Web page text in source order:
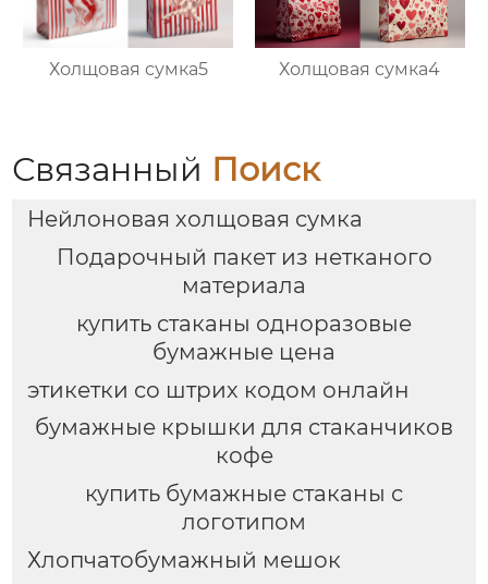
Холщовая сумка5 Холщовая сумка4
Связанный Поиск
Нейлоновая холщовая сумка
Подарочный пакет из нетканого
материала
купить стаканы одноразовые
бумажные цена
этикетки со штрих кодом онлайн
бумажные крышки для стаканчиков
кофе
купить бумажные стаканы с
логотипом
Хлопчатобумажный мешок